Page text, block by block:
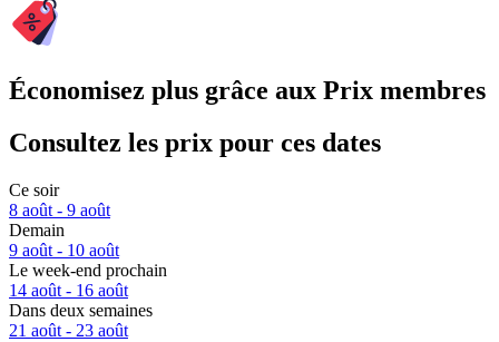
Économisez plus grâce aux Prix membres
Consultez les prix pour ces dates
Ce soir
8 août - 9 août
Demain
9 août - 10 août
Le week-end prochain
14 août - 16 août
Dans deux semaines
21 août - 23 août